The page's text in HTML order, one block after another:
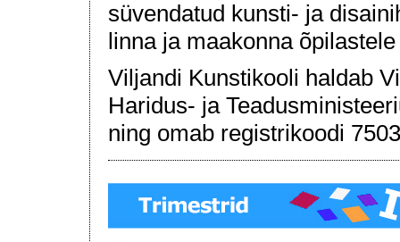
süvendatud kunsti- ja
linna ja maakonna
Viljandi Kunstikooli haldab
Haridus- ja
ning omab registrikoodi